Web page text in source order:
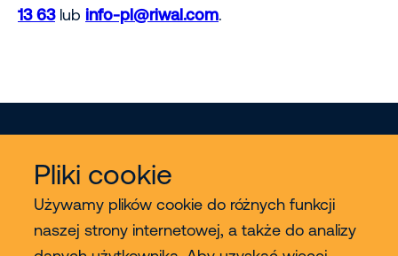
Pliki cookie
Używamy plików cookie do różnych funkcji
naszej strony internetowej, a także do analizy
13 63 lub info-pl@riwal.com.
Usługi